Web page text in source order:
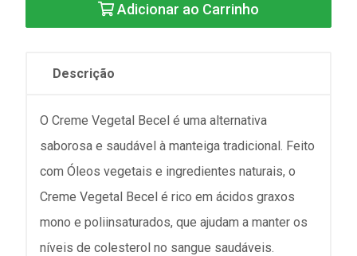
Adicionar ao Carrinho
Descrição
O Creme Vegetal Becel é uma alternativa
saborosa e saudável à manteiga tradicional. Feito
com Óleos vegetais e ingredientes naturais, o
Creme Vegetal Becel é rico em ácidos graxos
mono e poliinsaturados, que ajudam a manter os
níveis de colesterol no sangue saudáveis.